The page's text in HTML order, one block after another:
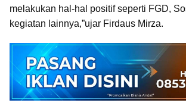
melakukan hal-hal positif seperti FGD,
kegiatan lainnya,”ujar Firdaus Mirza.